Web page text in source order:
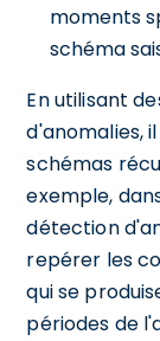
moments
schéma
En utilisant
d'anomalies,
schémas
exemple,
détection
repérer les
qui se
périodes de